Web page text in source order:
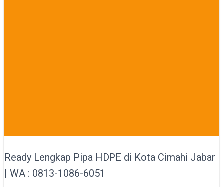
Ready Lengkap Pipa HDPE di Kota Cimahi Jabar
| WA : 0813-1086-6051